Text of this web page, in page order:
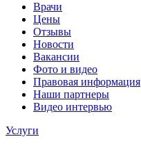
Врачи
Цены
Отзывы
Новости
Вакансии
Фото и видео
Правовая информация
Наши партнеры
Видео интервью
Услуги